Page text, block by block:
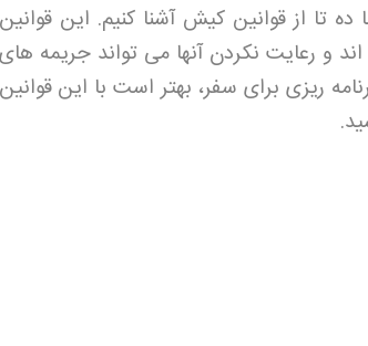
ده تا از قوانین کیش آشنا کنیم. این قوانین
و رعایت نکردن آنها می تواند جریمه های
ریزی برای سفر، بهتر است با این قوانین
.